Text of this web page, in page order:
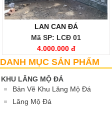
LAN CAN ĐÁ
Mã SP: LCĐ 01
4.000.000 đ
DANH MỤC SẢN PHẨM
KHU LĂNG MỘ ĐÁ
Bản Vẽ Khu Lăng Mộ Đá
Lăng Mộ Đá